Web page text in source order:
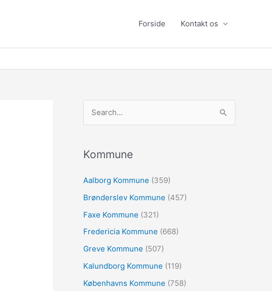
Forside Kontakt os
e
t
e
r
:
Kommune
Aalborg Kommune (359)
Brønderslev Kommune (457)
Faxe Kommune (321)
Fredericia Kommune (668)
Greve Kommune (507)
Kalundborg Kommune (119)
Københavns Kommune (758)